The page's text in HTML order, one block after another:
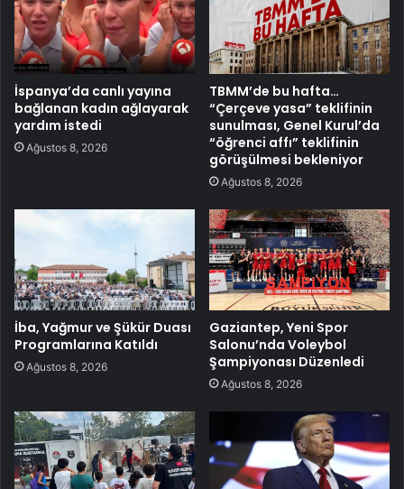
İspanya’da canlı yayına
bağlanan kadın ağlayarak
yardım istedi
Ağustos 8, 2026
TBMM’de bu hafta…
“Çerçeve yasa” teklifinin
sunulması, Genel Kurul’da
“öğrenci affı” teklifinin
görüşülmesi bekleniyor
Ağustos 8, 2026
İba, Yağmur ve Şükür Duası
Programlarına Katıldı
Ağustos 8, 2026
Gaziantep, Yeni Spor
Salonu’nda Voleybol
Şampiyonası Düzenledi
Ağustos 8, 2026